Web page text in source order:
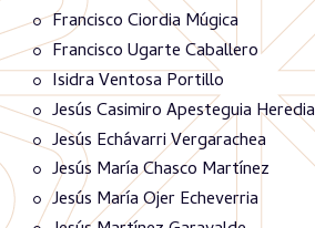
Francisco Ciordia Múgica
Francisco Ugarte Caballero
Isidra Ventosa Portillo
Jesús Casimiro Apesteguia Heredia
Jesús Echávarri Vergarachea
Jesús María Chasco Martínez
Jesús María Ojer Echeverria